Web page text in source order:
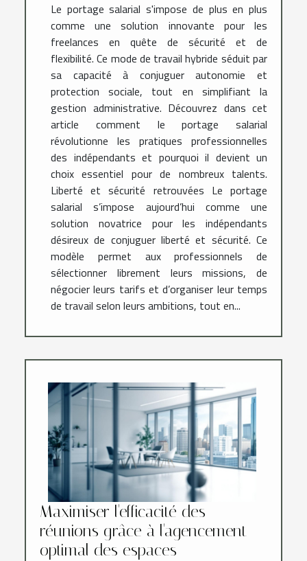
Le portage salarial s'impose de plus en plus
comme une solution innovante pour les
freelances en quête de sécurité et de
flexibilité. Ce mode de travail hybride séduit par
sa capacité à conjuguer autonomie et
protection sociale, tout en simplifiant la
gestion administrative. Découvrez dans cet
article comment le portage salarial
révolutionne les pratiques professionnelles
des indépendants et pourquoi il devient un
choix essentiel pour de nombreux talents.
Liberté et sécurité retrouvées Le portage
salarial s’impose aujourd’hui comme une
solution novatrice pour les indépendants
désireux de conjuguer liberté et sécurité. Ce
modèle permet aux professionnels de
sélectionner librement leurs missions, de
négocier leurs tarifs et d’organiser leur temps
de travail selon leurs ambitions, tout en...
Maximiser l'efficacité des
réunions grâce à l'agencement
optimal des espaces